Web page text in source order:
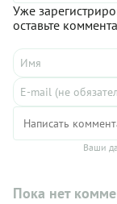
Уже
оставьте
Ваши
Пока нет